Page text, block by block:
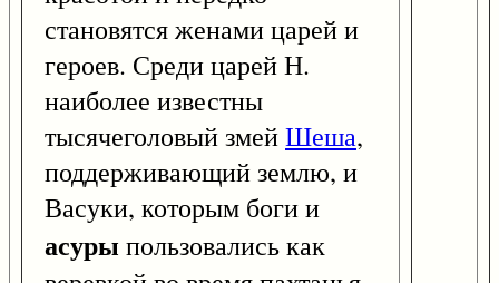
становятся женами царей и
героев. Среди царей Н.
наиболее известны
тысячеголовый змейШеша,
поддерживающий землю, и
Васуки, которым боги и
асуры пользовались как